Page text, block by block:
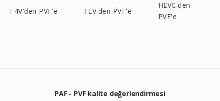
F4V'den PVF'e FLV'den PVF'e
HEVC'den
PVF'e
PAF - PVF kalite değerlendirmesi